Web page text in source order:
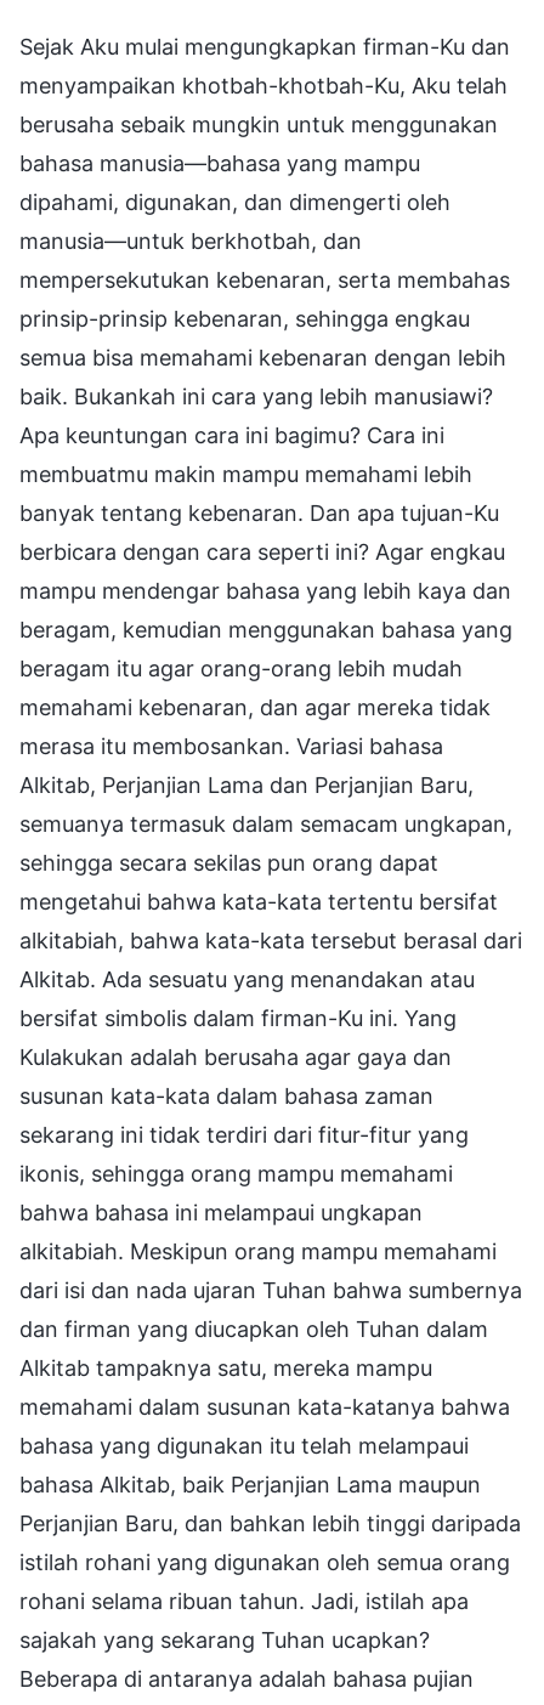
Sejak Aku mulai mengungkapkan firman-Ku dan
menyampaikan khotbah-khotbah-Ku, Aku telah
berusaha sebaik mungkin untuk menggunakan
bahasa manusia—bahasa yang mampu
dipahami, digunakan, dan dimengerti oleh
manusia—untuk berkhotbah, dan
mempersekutukan kebenaran, serta membahas
prinsip-prinsip kebenaran, sehingga engkau
semua bisa memahami kebenaran dengan lebih
baik. Bukankah ini cara yang lebih manusiawi?
Apa keuntungan cara ini bagimu? Cara ini
membuatmu makin mampu memahami lebih
banyak tentang kebenaran. Dan apa tujuan-Ku
berbicara dengan cara seperti ini? Agar engkau
mampu mendengar bahasa yang lebih kaya dan
beragam, kemudian menggunakan bahasa yang
beragam itu agar orang-orang lebih mudah
memahami kebenaran, dan agar mereka tidak
merasa itu membosankan. Variasi bahasa
Alkitab, Perjanjian Lama dan Perjanjian Baru,
semuanya termasuk dalam semacam ungkapan,
sehingga secara sekilas pun orang dapat
mengetahui bahwa kata-kata tertentu bersifat
alkitabiah, bahwa kata-kata tersebut berasal dari
Alkitab. Ada sesuatu yang menandakan atau
bersifat simbolis dalam firman-Ku ini. Yang
Kulakukan adalah berusaha agar gaya dan
susunan kata-kata dalam bahasa zaman
sekarang ini tidak terdiri dari fitur-fitur yang
ikonis, sehingga orang mampu memahami
bahwa bahasa ini melampaui ungkapan
alkitabiah. Meskipun orang mampu memahami
dari isi dan nada ujaran Tuhan bahwa sumbernya
dan firman yang diucapkan oleh Tuhan dalam
Alkitab tampaknya satu, mereka mampu
memahami dalam susunan kata-katanya bahwa
bahasa yang digunakan itu telah melampaui
bahasa Alkitab, baik Perjanjian Lama maupun
Perjanjian Baru, dan bahkan lebih tinggi daripada
istilah rohani yang digunakan oleh semua orang
rohani selama ribuan tahun. Jadi, istilah apa
sajakah yang sekarang Tuhan ucapkan?
Beberapa di antaranya adalah bahasa pujian